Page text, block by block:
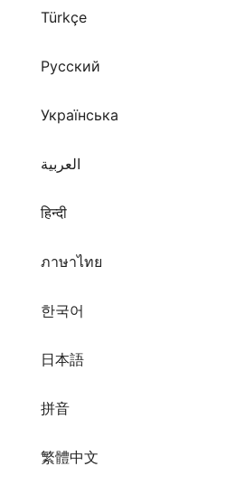
Türkçe
Русский
Українська
العربية
हिन्दी
ภาษาไทย
한국어
日本語
拼音
繁體中文